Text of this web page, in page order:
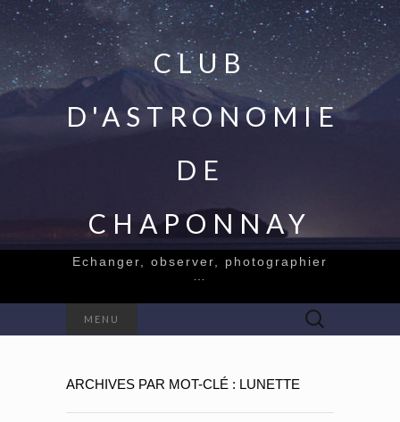
CLUB
D'ASTRONOMIE
DE
CHAPONNAY
Echanger, observer, photographier
MENU Rechercher :
ARCHIVES PAR MOT-CLÉ : LUNETTE